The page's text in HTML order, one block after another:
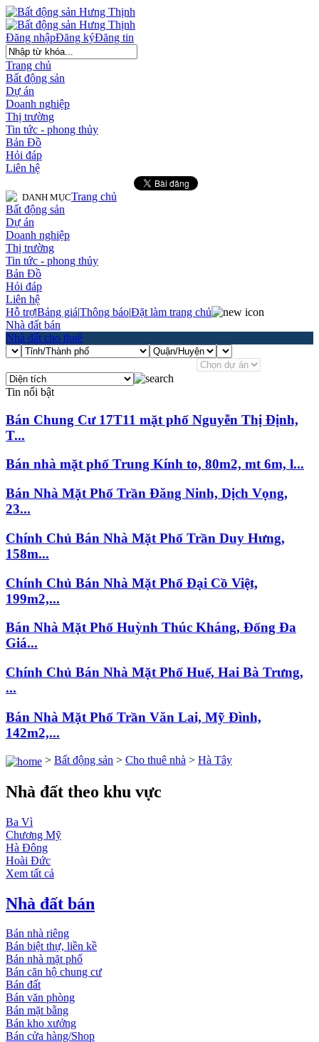
Đăng ký
Đăng nhập Đăng tin
Trang chủ
Bất động sản
Dự án
Doanh nghiệp
Thị trường
Tin tức - phong thủy
Bản Đồ
Hỏi đáp
Liên hệ
DANH MỤCTrang chủ
Bất động sản
Dự án
Doanh nghiệp
Thị trường
Tin tức - phong thủy
Bản Đồ
Hỏi đáp
Liên hệ
Hỗ trợ|Bảng giá|Thông báo|Đặt làm trang chủ
Nhà đất bán
Nhà đất cho thuê
Tin nổi bật
Bán Chung Cư 17T11 mặt phố Nguyễn Thị Định,
T...
Bán nhà mặt phố Trung Kính to, 80m2, mt 6m, l...
Bán Nhà Mặt Phố Trần Đăng Ninh, Dịch Vọng,
23...
Chính Chủ Bán Nhà Mặt Phố Trần Duy Hưng,
158m...
Chính Chủ Bán Nhà Mặt Phố Đại Cồ Việt,
199m2,...
Bán Nhà Mặt Phố Huỳnh Thúc Kháng, Đống Đa
Giá...
Chính Chủ Bán Nhà Mặt Phố Huế, Hai Bà Trưng,
...
Bán Nhà Mặt Phố Trần Văn Lai, Mỹ Đình,
142m2,...
> Bất động sản > Cho thuê nhà > Hà Tây
Nhà đất theo khu vực
Ba Vì
Chương Mỹ
Hà Đông
Hoài Đức
Xem tất cả
Nhà đất bán
Bán nhà riêng
Bán biệt thự, liền kề
Bán nhà mặt phố
Bán căn hộ chung cư
Bán đất
Bán văn phòng
Bán mặt bằng
Bán kho xưởng
Bán cửa hàng/Shop